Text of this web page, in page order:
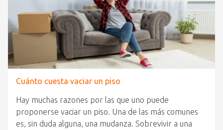
Cuánto cuesta vaciar un piso
Hay muchas razones por las que uno puede
proponerse vaciar un piso. Una de las más comunes
es, sin duda alguna, una mudanza. Sobrevivir a una